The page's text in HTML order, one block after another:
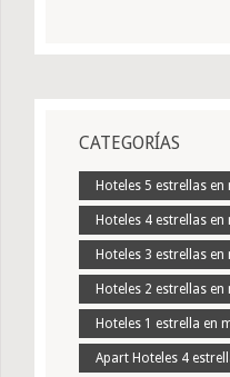
CATEGORÍAS
Hoteles 5 estrellas
Hoteles 4 estrellas
Hoteles 3 estrellas
Hoteles 2 estrellas
Hoteles 1 estrella en
Apart Hoteles 4